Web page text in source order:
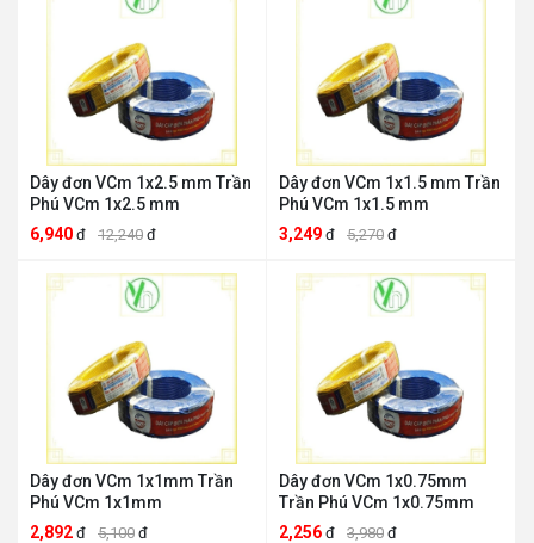
Dây đơn VCm 1x2.5 mm Trần
Phú VCm 1x2.5 mm
6,940 đ 12,240 đ
Dây đơn VCm 1x1.5 mm Trần
Phú VCm 1x1.5 mm
3,249 đ 5,270 đ
Dây đơn VCm 1x1mm Trần
Phú VCm 1x1mm
2,892 đ 5,100 đ
Dây đơn VCm 1x0.75mm
Trần Phú VCm 1x0.75mm
2,256 đ 3,980 đ